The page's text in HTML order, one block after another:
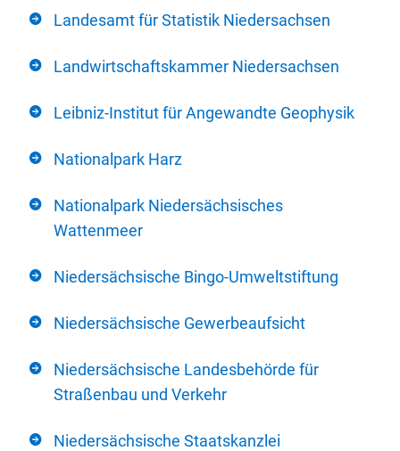
Landesamt für Statistik Niedersachsen
Landwirtschaftskammer Niedersachsen
Leibniz-Institut für Angewandte Geophysik
Nationalpark Harz
Nationalpark Niedersächsisches
Wattenmeer
Niedersächsische Bingo-Umweltstiftung
Niedersächsische Gewerbeaufsicht
Niedersächsische Landesbehörde für
Straßenbau und Verkehr
Niedersächsische Staatskanzlei